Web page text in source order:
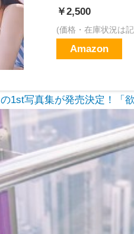
￥2,500
(価格・在庫状況は
Amazon
1st写真集が発売決定！「